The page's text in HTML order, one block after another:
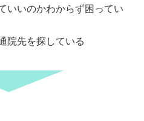
いいのかわからず困ってい
院先を探している